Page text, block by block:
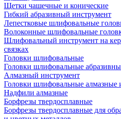
Щетки чашечные и конические
Гибкий абразивный инструмент
Лепестковые шлифовальные
Волоконные шлифовальные
Шлифовальный инструмент на
связках
Головки шлифовальные
Головки шлифовальные
Алмазный инструмент
Головки шлифовальные алмазные
Надфили алмазные
Борфрезы твердосплавные
Борфрезы твердосплавные для